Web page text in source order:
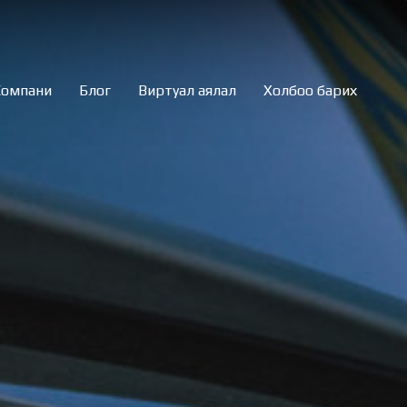
Блог Виртуал аялал Холбоо барих